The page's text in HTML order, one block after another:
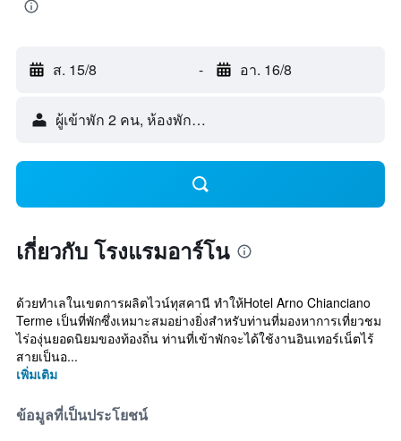
ส. 15/8 - อา. 16/8
ผู้เข้าพัก 2 คน, ห้องพัก 1 ห้อง
เกี่ยวกับ โรงแรมอาร์โน
ด้วยทำเลในเขตการผลิตไวน์ทุสคานี ทำให้Hotel Arno Chianciano
Terme เป็นที่พักซึ่งเหมาะสมอย่างยิ่งสำหรับท่านที่มองหาการเที่ยวชม
ไร่องุ่นยอดนิยมของท้องถิ่น ท่านที่เข้าพักจะได้ใช้งานอินเทอร์เน็ตไร้
สายเป็นอ...
เพิ่มเติม
ข้อมูลที่เป็นประโยชน์